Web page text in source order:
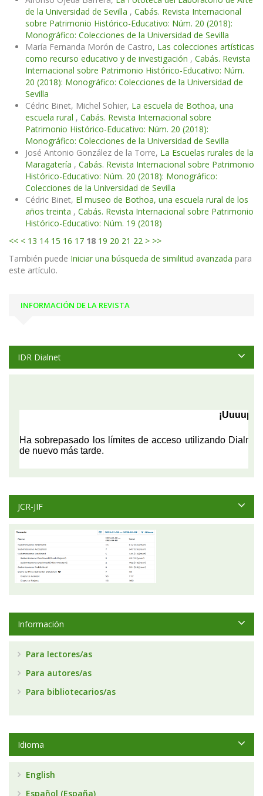
de la Universidad de Sevilla , Cabás. Revista Internacional
sobre Patrimonio Histórico-Educativo: Núm. 20 (2018):
Monográfico: Colecciones de la Universidad de Sevilla
María Fernanda Morón de Castro, Las colecciones artísticas
como recurso educativo y de investigación , Cabás. Revista
Internacional sobre Patrimonio Histórico-Educativo: Núm.
20 (2018): Monográfico: Colecciones de la Universidad de
Sevilla
Cédric Binet, Michel Sohier, La escuela de Bothoa, una
escuela rural , Cabás. Revista Internacional sobre
Patrimonio Histórico-Educativo: Núm. 20 (2018):
Monográfico: Colecciones de la Universidad de Sevilla
José Antonio González de la Torre, La Escuelas rurales de la
Maragatería , Cabás. Revista Internacional sobre Patrimonio
Histórico-Educativo: Núm. 20 (2018): Monográfico:
Colecciones de la Universidad de Sevilla
Cédric Binet, El museo de Bothoa, una escuela rural de los
años treinta , Cabás. Revista Internacional sobre Patrimonio
Histórico-Educativo: Núm. 19 (2018)
<< < 13 14 15 16 17 18 19 20 21 22 > >>
También puede Iniciar una búsqueda de similitud avanzada para
este artículo.
INFORMACIÓN DE LA REVISTA
IDR Dialnet
JCR-JIF
Información
Para lectores/as
Para autores/as
Para bibliotecarios/as
Idioma
English
Español (España)